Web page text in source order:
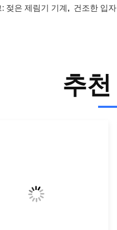
: 젖은 제림기 기계 , 건조한 입
추